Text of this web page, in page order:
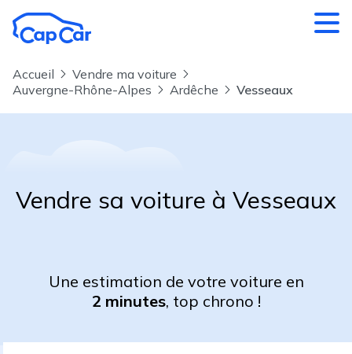
Accueil
Vendre ma voiture
Auvergne-Rhône-Alpes
Ardêche Vesseaux
Vendre sa voiture à Vesseaux
Une estimation de votre voiture en
2 minutes, top chrono !